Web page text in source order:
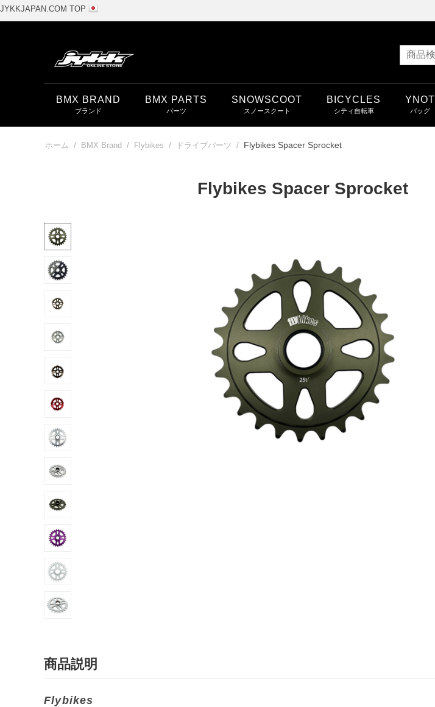
JYKKJAPAN.COM TOP
BMX BRAND BMX PARTS SNOWSCOOT BICYCLES YNOT
ホーム / BMX Brand / Flybikes / ドライブパーツ / Flybikes Spacer Sprocket
Flybikes Spacer Sprocket
商品説明
Flybikes